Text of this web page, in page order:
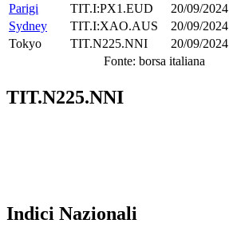
Parigi
TIT.I:PX1.EUD 20/09/2024
Sydney
TIT.I:XAO.AUS 20/09/2024
Tokyo
TIT.N225.NNI 20/09/2024
Fonte: borsa italiana
TIT.N225.NNI
Indici Nazionali